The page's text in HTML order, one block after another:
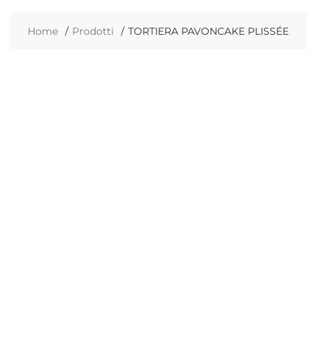
Home Prodotti TORTIERA PAVONCAKE PLISSÉE